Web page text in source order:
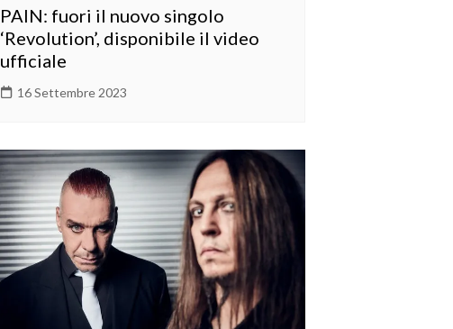
PAIN: fuori il nuovo singolo
‘Revolution’, disponibile il video
ufficiale
16 Settembre 2023